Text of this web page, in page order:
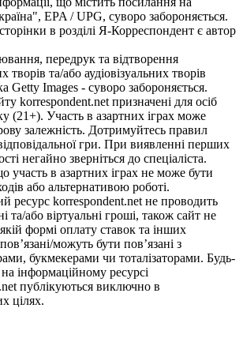
EPA / UPG, суворо забороняється.
в розділі Я-Корреспондент є автор
передрук та відтворення
творів та/або аудіовізуальних творів
Getty Images - суворо забороняється.
korrespondent.net призначені для осіб
(21+). Участь в азартних іграх може
залежність. Дотримуйтесь правил
гри. При виявленні перших
негайно зверніться до спеціаліста.
участь в азартних іграх не може бути
або альтернативою роботі.
ресурс korrespondent.net не проводить
та/або віртуальні гроші, також сайт не
формі оплату ставок та інших
можуть бути пов’язані з
букмекерами чи тоталізаторами. Будь-
на інформаційному ресурсі
публікуються виключно в
цілях.